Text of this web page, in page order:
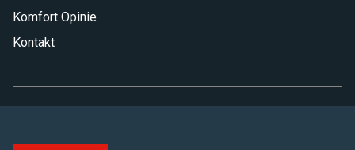
Komfort Opinie
Kontakt